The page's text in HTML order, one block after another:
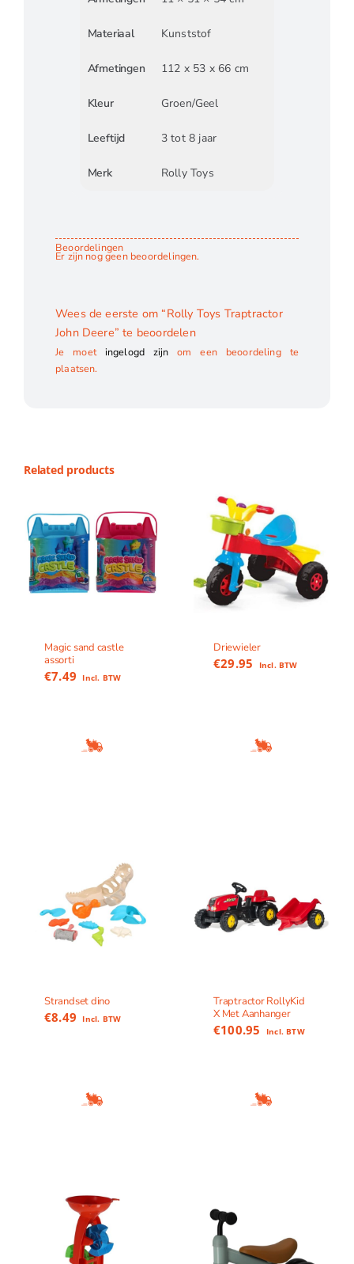
Materiaal Kunststof
Afmetingen 112 x 53 x 66 cm
Kleur Groen/Geel
Leeftijd 3 tot 8 jaar
Merk Rolly Toys
Beoordelingen
Er zijn nog geen beoordelingen.
Wees de eerste om “Rolly Toys Traptractor
John Deere” te beoordelen
Je moet ingelogd zijn om een beoordeling te
plaatsen.
Related products
Magic sand castle
assorti
€7.49 Incl. BTW
Driewieler
€29.95 Incl. BTW
Strandset dino
€8.49 Incl. BTW
Traptractor RollyKid
X Met Aanhanger
€100.95 Incl. BTW